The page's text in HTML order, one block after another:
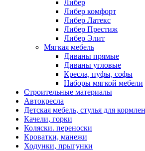
Либер
Либер комфорт
Либер Латекс
Либер Престиж
Либер Элит
Мягкая мебель
Диваны прямые
Диваны угловые
Кресла, пуфы, софы
Наборы мягкой мебели
Строительные материалы
Автокресла
Детская мебель, стулья для
Качели, горки
Коляски. переноски
Кроватки, манежи
Ходунки, прыгунки